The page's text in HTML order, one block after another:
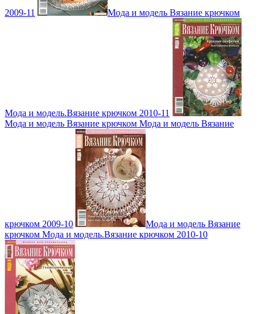
2009-11 Мода и модель Вязание крючком
Мода и модель.Вязание крючком 2010-11
Мода и модель Вязание крючком Мода и модель Вязание
крючком 2009-10
Мода и модель Вязание
крючком Мода и модель.Вязание крючком 2010-10